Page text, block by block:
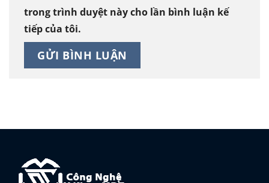
trong trình duyệt này cho lần bình luận kế
tiếp của tôi.